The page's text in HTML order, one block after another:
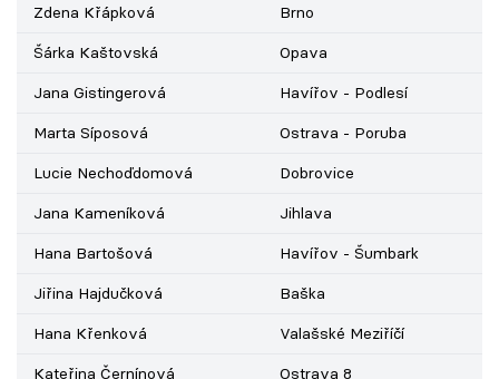
Zdena Křápková
Brno
Šárka Kaštovská
Opava
Jana Gistingerová
Havířov - Podlesí
Marta Síposová
Ostrava - Poruba
Lucie Nechoďdomová
Dobrovice
Jana Kameníková
Jihlava
Hana Bartošová
Havířov - Šumbark
Jiřina Hajdučková
Baška
Hana Křenková
Valašské Meziříčí
Kateřina Černínová
Ostrava 8